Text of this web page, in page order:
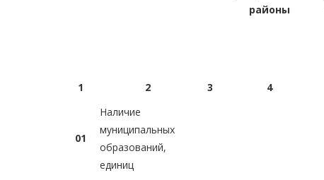
районы
1 2 3 4
01
Наличие
муниципальных
образований,
единиц